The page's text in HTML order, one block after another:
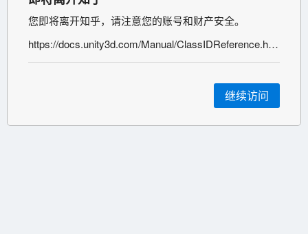
您即将离开知乎，请注意您的账号和财产安全。
https://docs.unity3d.com/Manual/ClassIDReference.html
继续访问